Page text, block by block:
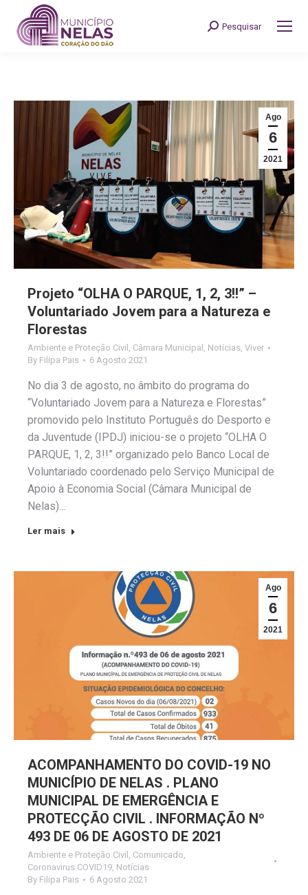
Search:
Pesquisar
Ago
6
2021
Projeto “OLHA O PARQUE, 1, 2, 3!!” –
Voluntariado Jovem para a Natureza e
Florestas
Ambiente e Proteção Civil , Câmara Municipal , Notícias, Viver
By Filipa Pais 6 Agosto 2021
No dia 3 de agosto, no âmbito do programa do
“Voluntariado Jovem para a Natureza e Florestas”
promovido pelo Instituto Português do Desporto e
da Juventude (IPDJ) iniciou-se o projeto “OLHA O
PARQUE, 1, 2, 3!!” organizado pelo Banco Local de
Voluntariado coordenado pelo Serviço Municipal de
Apoio à Economia Social (Câmara Municipal de
Nelas)…
Ler mais
Ago
6
2021
ACOMPANHAMENTO DO COVID-19 NO
MUNICÍPIO DE NELAS . PLANO
MUNICIPAL DE EMERGÊNCIA E
PROTECÇÃO CIVIL . INFORMAÇÃO Nº
493 DE 06 DE AGOSTO DE 2021
Ambiente e Proteção Civil Comunicado
Coronavirus COVID19 Notícias
By Filipa Pais 6 Agosto 2021